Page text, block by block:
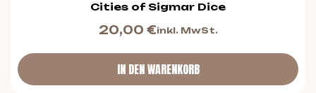
Cities of Sigmar Dice
20,00 €inkl. MwSt.
IN DEN WARENKORB